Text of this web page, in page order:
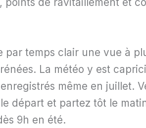
par temps clair une vue à
La météo y est
même en juillet.
départ et partez tôt le
9h en été.